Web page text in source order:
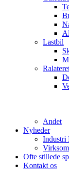
Lastbil
Andet
Nyheder
Industri
Ofte stillede
Kontakt os